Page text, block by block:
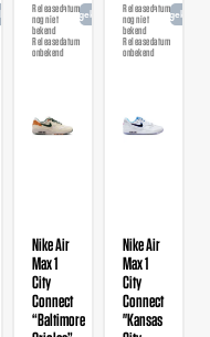
Releasedatum
nog niet
bekend
Releasedatum
onbekend
Aangekondigd
Nike Air
Max 1
City
Connect
“Baltimore
Releasedatum
nog niet
bekend
Releasedatum
onbekend
Nike Air
Max 1
City
Connect
"Kansas